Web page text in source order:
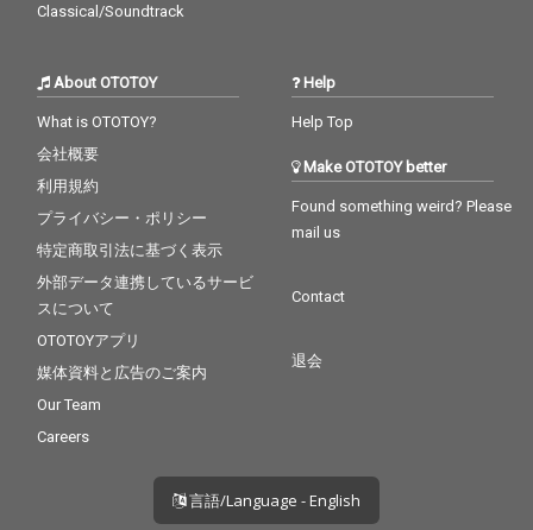
Classical/Soundtrack
About OTOTOY
What is OTOTOY?
会社概要
利用規約
プライバシー・ポリシー
特定商取引法に基づく表示
外部データ連携しているサービ
スについて
OTOTOYアプリ
媒体資料と広告のご案内
Our Team
Careers
Help
Help Top
Make OTOTOY better
Found something weird? Please
mail us
Contact
退会
言語/Language - English